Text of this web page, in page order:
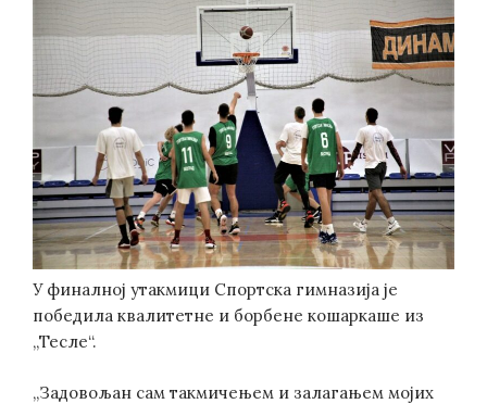
У финалној утакмици Спортска гимназија је
победила квалитетне и борбене кошаркаше из
„Тесле“.
„Задовољан сам такмичењем и залагањем мојих